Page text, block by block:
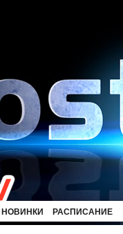
НОВИНКИ РАСПИСАНИЕ